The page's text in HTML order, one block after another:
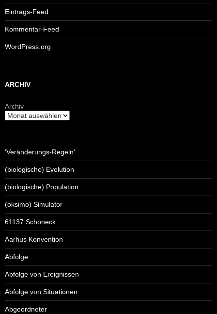
Eintrags-Feed
Kommentar-Feed
WordPress.org
ARCHIV
Archiv
'Veränderungs-Regeln'
(biologische) Evolution
(biologische) Population
(oksimo) Simulator
61137 Schöneck
Aarhus Konvention
Abfolge
Abfolge von Ereignissen
Abfolge von Situationen
Abgeordneter